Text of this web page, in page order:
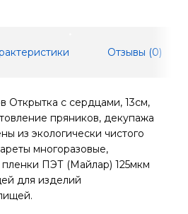
Отзывы (0)
Открытка с сердцами, 13см,
пряников, декупажа
из экологически чистого
многоразовые,
пленки ПЭТ (Майлар) 125мкм
для изделий